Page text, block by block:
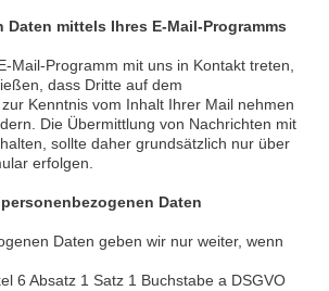
mittels Ihres E-Mail-Programms
Mail-Programm mit uns in Kontakt treten,
dass Dritte auf dem
Kenntnis vom Inhalt Ihrer Mail nehmen
Die Übermittlung von Nachrichten mit
sollte daher grundsätzlich nur über
erfolgen.
Daten
Daten geben wir nur weiter, wenn
6 Absatz 1 Satz 1 Buchstabe a DSGVO